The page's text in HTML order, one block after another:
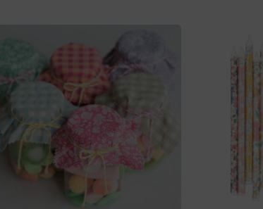
27,00€
hasta
108,00€